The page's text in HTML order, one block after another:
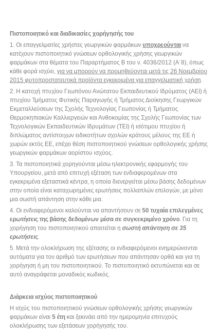
Πιστοποιητικό και διαδικασίες χορήγησής του
1. Οι επαγγελματίες χρήστες γεωργικών φαρμάκων υποχρεούνται να
κατέχουν πιστοποιητικό γνώσεων ορθολογικής χρήσης γεωργικών
φαρμάκων στα θέματα του Παραρτήματος Β του ν. 4036/2012 (Α΄8), όπως
κάθε φορά ισχύει, για να μπορούν να προμηθεύονται μετά τις 26 Νοεμβρίου
2015 φυτοπροστατευτικά προϊόντα εγκεκριμένα για επαγγελματική χρήση.
2. Η κατοχή πτυχίου Γεωπόνου Ανώτατου Εκπαιδευτικού Ιδρύματος (ΑΕΙ) ή
πτυχίου Τμήματος Φυτικής Παραγωγής ή Τμήματος Διοίκησης Γεωργικών
Εκμεταλλεύσεων της Σχολής Τεχνολογίας Γεωπονίας ή Τμήματος
Θερμοκηπιακών Καλλιεργειών και Ανθοκομίας της Σχολής Γεωπονίας των
Τεχνολογικών Εκπαιδευτικών Ιδρυμάτων (ΤΕΙ) ή ισότιμου πτυχίου ή
διπλώματος αντίστοιχων ειδικοτήτων σχολών κράτους μέλους της ΕΕ ή
χωρών εκτός ΕΕ, επέχει θέση πιστοποιητικού γνώσεων ορθολογικής χρήσης
γεωργικών φαρμάκων αορίστου ισχύος.
3. Τα πιστοποιητικά χορηγούνται μέσω ηλεκτρονικής εφαρμογής του
Υπουργείου, μετά από επιτυχή εξέταση των ενδιαφερομένων στα
εγκεκριμένα εξεταστικά κέντρα, η οποία διενεργείται μέσω βάσης δεδομένων
στην οποία είναι καταχωρημένες ερωτήσεις πολλαπλών επιλογών, με μόνο
μια σωστή απάντηση στην κάθε μια.
4. Οι ενδιαφερόμενοι καλούνται να απαντήσουν σε 50 τυχαία επιλεγμένες
ερωτήσεις της βάσης δεδομένων μέσα σε συγκεκριμένο χρόνο. Για τη
χορήγηση του πιστοποιητικού απαιτείται η σωστή απάντηση σε 35
ερωτήσεις.
5. Μετά την ολοκλήρωση της εξέτασης οι ενδιαφερόμενοι ενημερώνονται
αυτόματα για τον αριθμό των ερωτήσεων που απάντησαν ορθά και για τη
χορήγηση ή μη του πιστοποιητικού. Το πιστοποιητικό εκτυπώνεται και σε
αυτό αναγράφεται μοναδικός κωδικός.
Διάρκεια ισχύος πιστοποιητικού
Η ισχύς του πιστοποιητικού γνώσεων ορθολογικής χρήσης γεωργικών
φαρμάκων είναι 5 έτη και ξεκινάει από την ημερομηνία επιτυχούς
ολοκλήρωσης των εξετάσεων χορήγησής του.